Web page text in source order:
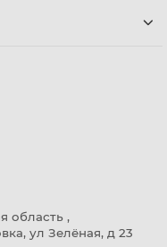
область ,
ул Зелёная, д 23